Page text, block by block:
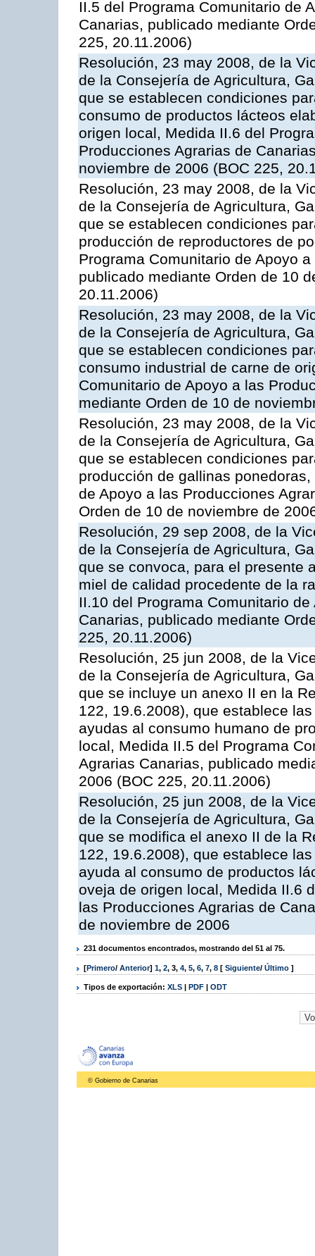
II.5 del Programa Comunitario de
Canarias, publicado mediante
225, 20.11.2006)
Resolución, 23 may 2008, de la
de la Consejería de Agricultura,
que se establecen condiciones
consumo de productos lácteos
origen local, Medida II.6 del
Producciones Agrarias de
noviembre de 2006 (BOC 225,
Resolución, 23 may 2008, de la
de la Consejería de Agricultura,
que se establecen condiciones
producción de reproductores de
Programa Comunitario de Apoyo
publicado mediante Orden de 10
20.11.2006)
Resolución, 23 may 2008, de la
de la Consejería de Agricultura,
que se establecen condiciones
consumo industrial de carne de
Comunitario de Apoyo a las
mediante Orden de 10 de
Resolución, 23 may 2008, de la
de la Consejería de Agricultura,
que se establecen condiciones
producción de gallinas
de Apoyo a las Producciones
Orden de 10 de noviembre de
Resolución, 29 sep 2008, de la
de la Consejería de Agricultura,
que se convoca, para el presente
miel de calidad procedente de la
II.10 del Programa Comunitario
Canarias, publicado mediante
225, 20.11.2006)
Resolución, 25 jun 2008, de la
de la Consejería de Agricultura,
que se incluye un anexo II en la
122, 19.6.2008), que establece
ayudas al consumo humano de
local, Medida II.5 del Programa
Agrarias Canarias, publicado
2006 (BOC 225, 20.11.2006)
Resolución, 25 jun 2008, de la
de la Consejería de Agricultura,
que se modifica el anexo II de la
122, 19.6.2008), que establece
ayuda al consumo de productos
oveja de origen local, Medida II.6
las Producciones Agrarias de
de noviembre de 2006
231 documentos encontrados, mostrando del 51 al 75.
[Primero/ Anterior] 1, 2, 3, 4, 5, 6, 7, 8 [ Siguiente/ Último ]
Tipos de exportación: XLS | PDF | ODT
© Gobierno de Canarias